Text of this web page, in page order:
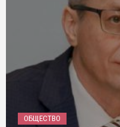
ОБЩЕСТВО